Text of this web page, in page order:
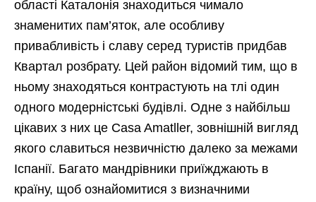
області Каталонія знаходиться чимало
знаменитих пам’яток, але особливу
привабливість і славу серед туристів придбав
Квартал розбрату. Цей район відомий тим, що в
ньому знаходяться контрастують на тлі один
одного модерністські будівлі. Одне з найбільш
цікавих з них це Casa Amatller, зовнішній вигляд
якого славиться незвичністю далеко за межами
Іспанії. Багато мандрівники приїжджають в
країну, щоб ознайомитися з визначними